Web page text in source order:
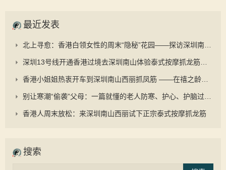
最近发表
香港人周末放松：来深圳南山西丽试下正宗泰式按摩抓龙筋
搜索